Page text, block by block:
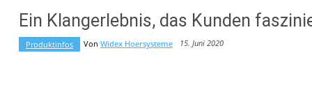
Ein Klangerlebnis, das Kunden
Produktinfos Von Widex Hoersysteme 15. Juni 2020